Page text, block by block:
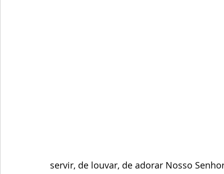
servir, de louvar, de adorar Nosso